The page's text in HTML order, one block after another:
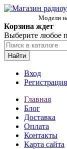
Модели
Корзина ждет
Выберите любое
Найти
Вход
Регистрация
Главная
Блог
Доставка
Оплата
Контакты
Карта сайта